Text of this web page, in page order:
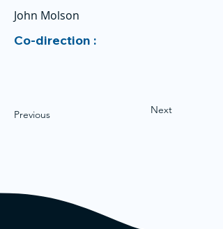
John Molson
Co-direction :
Previous Next